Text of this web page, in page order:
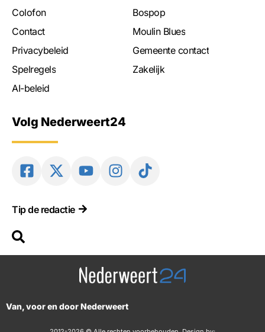
Colofon
Contact
Privacybeleid
Spelregels
AI-beleid
Bospop
Moulin Blues
Gemeente contact
Zakelijk
Volg Nederweert24
Tip de redactie
Van, voor en door Nederweert